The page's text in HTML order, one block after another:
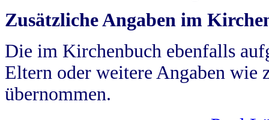
Zusätzliche Angaben im
Die im Kirchenbuch ebenfalls
Eltern oder weitere Angaben wie
übernommen.